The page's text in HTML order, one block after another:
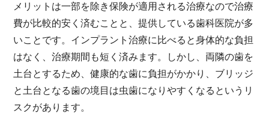
メリットは一部を除き保険が適用される治療なので治療
費が比較的安く済むことと、提供している歯科医院が多
いことです。インプラント治療に比べると身体的な負担
はなく、治療期間も短く済みます。しかし、両隣の歯を
土台とするため、健康的な歯に負担がかかり、ブリッジ
と土台となる歯の境目は虫歯になりやすくなるというリ
スクがあります。